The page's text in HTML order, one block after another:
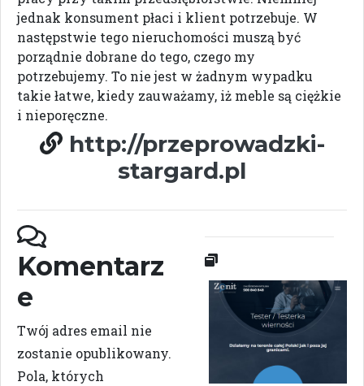
jednak konsument płaci i klient potrzebuje. W
następstwie tego nieruchomości muszą być
porządnie dobrane do tego, czego my
potrzebujemy. To nie jest w żadnym wypadku
takie łatwe, kiedy zauważamy, iż meble są ciężkie
i nieporęczne.
http://przeprowadzki-
stargard.pl
Komentarz
e
Twój adres email nie
zostanie opublikowany.
Pola, których